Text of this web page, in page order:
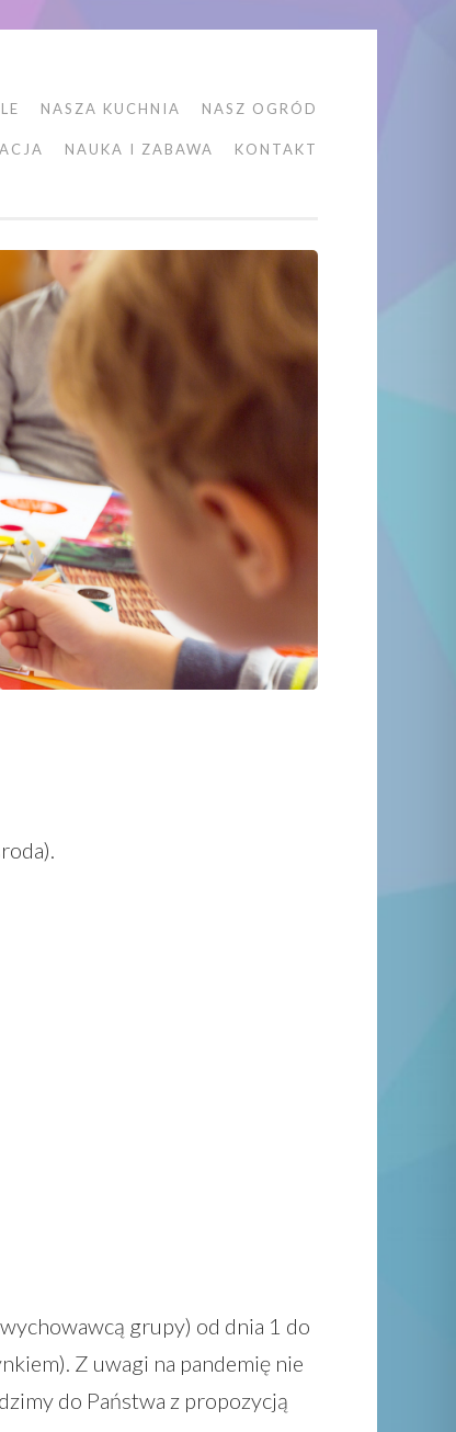
NASZA KUCHNIA NASZ OGRÓD
NAUKA I ZABAWA KONTAKT
grupy) od dnia 1 do
Z uwagi na pandemię nie
do Państwa z propozycją